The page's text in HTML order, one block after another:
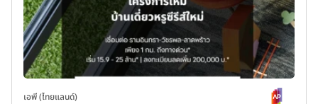
เอพี (ไทยแลนด์)